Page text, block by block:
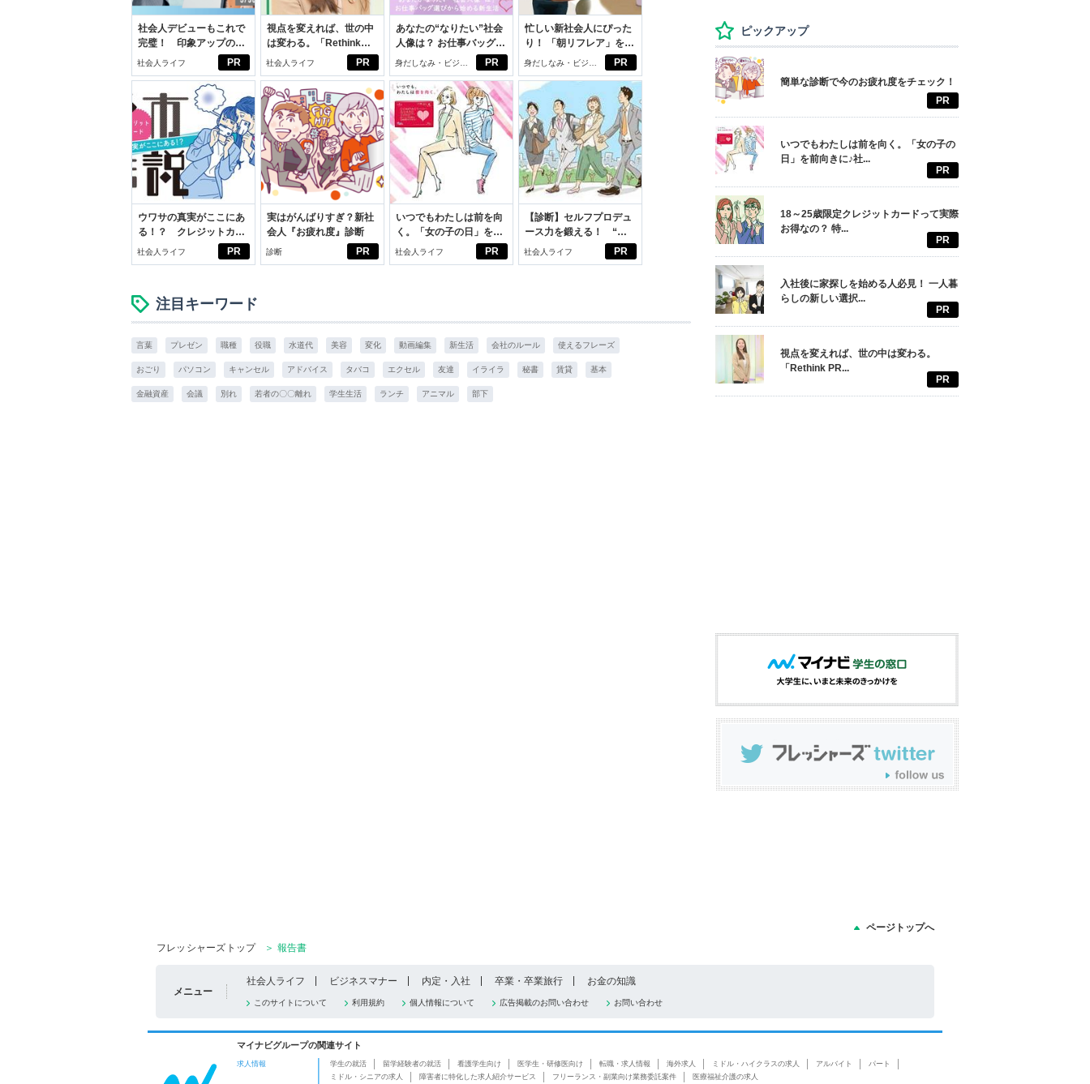
PR
社会人デビューもこれで
完璧！ 印象アップのセ
ルフプロデュース術
社会人ライフ PR
視点を変えれば、世の中
は変わる。「Rethink
PROJECT」がつたえた
社会人ライフ PR
あなたの“なりたい”社会
人像は？ お仕事バッグ選
びから始める新生活
身だしなみ・ビジネ
スアイテム
PR
忙しい新社会人にぴった
り！ 「朝リフレア」をは
じめよう。しっかりニオ
イケアして24時間快適。
身だしなみ・ビジネ
スアイテム
PR
ウワサの真実がここにあ
る！？ クレジットカー
ドの都市伝説
社会人ライフ PR
実はがんばりすぎ？新社
会人『お疲れ度』診断
診断 PR
いつでもわたしは前を向
く。「女の子の日」を前
向きに♪社会人エリ・大
社会人ライフ PR
【診断】セルフプロデュ
ース力を鍛える！ “ジ
ブン観”診断
社会人ライフ
注目キーワード
言葉 プレゼン 職種 役職 水道代 美容 変化 動画編集 新生活 会社のルール 使えるフレーズ
おごり パソコン キャンセル アドバイス タバコ エクセル 友達 イライラ 秘書 賃貸 基本
金融資産 会議 別れ 若者の〇〇離れ 学生生活 ランチ アニマル 部下
ピックアップ
簡単な診断で今のお疲れ度をチェック！
PR
いつでもわたしは前を向く。「女の子の
日」を前向きに♪社...
PR
18～25歳限定クレジットカードって実際
お得なの？ 特...
PR
入社後に家探しを始める人必見！ 一人暮
らしの新しい選択...
PR
視点を変えれば、世の中は変わる。
「Rethink PR...
PR
ページトップへ
フレッシャーズトップ
＞ 報告書
メニュー
社会人ライフ ビジネスマナー 内定・入社 卒業・卒業旅行 お金の知識
このサイトについて 利用規約 個人情報について 広告掲載のお問い合わせ お問い合わせ
マイナビグループの関連サイト
求人情報 学生の就活 留学経験者の就活 看護学生向け 医学生・研修医向け 転職・求人情報 海外求人 ミドル・ハイクラスの求人 アルバイト
パート
ミドル・シニアの求人
障害者に特化した求人紹介サービス フリーランス・副業向け業務委託案件 医療福祉介護の求人